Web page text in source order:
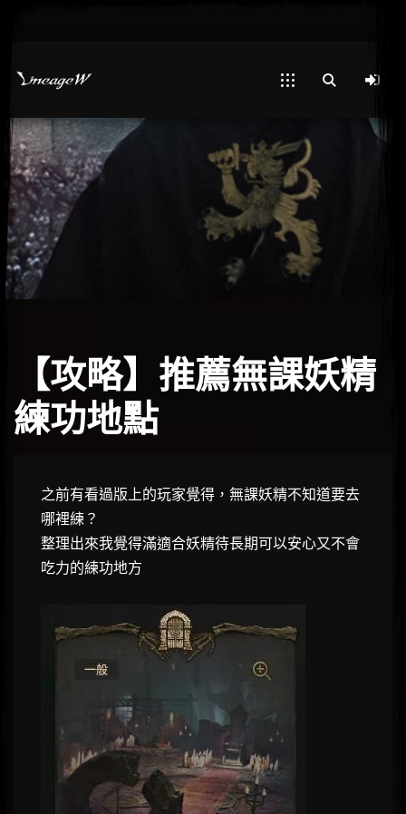
【攻略】推薦無課妖精
練功地點
之前有看過版上的玩家覺得，無課妖精不知道要去
哪裡練？
整理出來我覺得滿適合妖精待長期可以安心又不會
吃力的練功地方